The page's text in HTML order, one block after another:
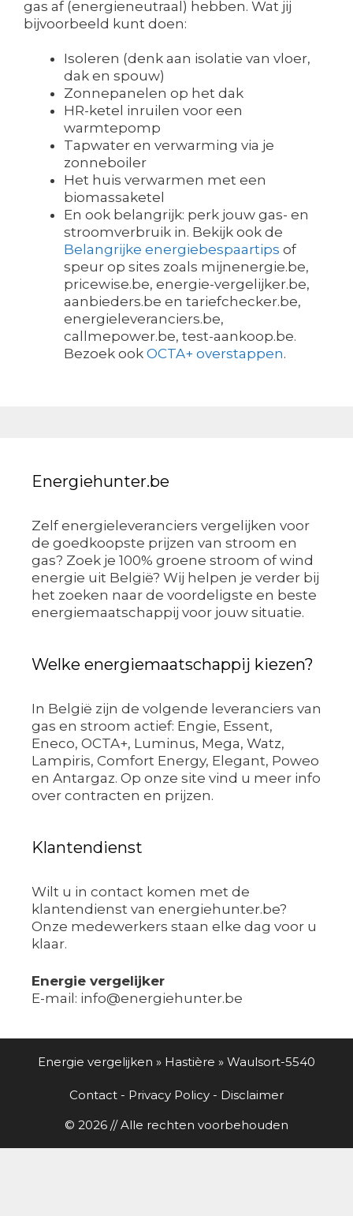
gas af (energieneutraal) hebben. Wat jij
bijvoorbeeld kunt doen:
Isoleren (denk aan isolatie van vloer,
dak en spouw)
Zonnepanelen op het dak
HR-ketel inruilen voor een
warmtepomp
Tapwater en verwarming via je
zonneboiler
Het huis verwarmen met een
biomassaketel
En ook belangrijk: perk jouw gas- en
stroomverbruik in. Bekijk ook de
Belangrijke energiebespaartips of
speur op sites zoals mijnenergie.be,
pricewise.be, energie-vergelijker.be,
aanbieders.be en tariefchecker.be,
energieleveranciers.be,
callmepower.be, test-aankoop.be.
Bezoek ook OCTA+ overstappen.
Energiehunter.be
Zelf energieleveranciers vergelijken voor
de goedkoopste prijzen van stroom en
gas? Zoek je 100% groene stroom of wind
energie uit België? Wij helpen je verder bij
het zoeken naar de voordeligste en beste
energiemaatschappij voor jouw situatie.
Welke energiemaatschappij kiezen?
In België zijn de volgende leveranciers van
gas en stroom actief: Engie, Essent,
Eneco, OCTA+, Luminus, Mega, Watz,
Lampiris, Comfort Energy, Elegant, Poweo
en Antargaz. Op onze site vind u meer info
over contracten en prijzen.
Klantendienst
Wilt u in contact komen met de
klantendienst van energiehunter.be?
Onze medewerkers staan elke dag voor u
klaar.
Energie vergelijker
E-mail: info@energiehunter.be
Energie vergelijken » Hastière » Waulsort-5540
Contact - Privacy Policy - Disclaimer
© 2026 // Alle rechten voorbehouden